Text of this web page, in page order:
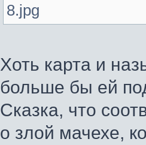
8.jpg
Хоть карта и
больше бы ей
Сказка, что
о злой мачехе,